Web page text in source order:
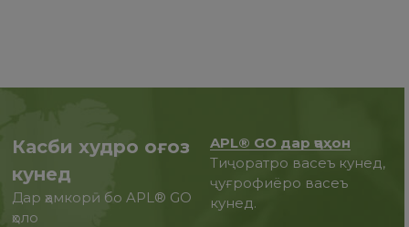
Касби худро оғоз
кунед
Дар ҳамкорӣ бо APL® GO
ҳоло
APL® GO дар ҷаҳон
Тиҷоратро васеъ кунед,
ҷуғрофиёро васеъ
кунед.